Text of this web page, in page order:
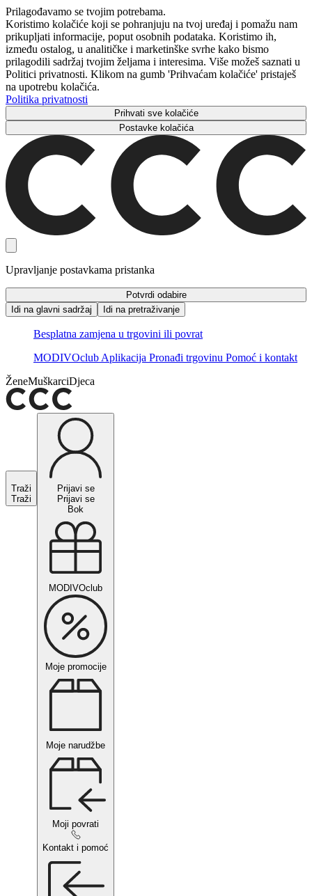
Prilagođavamo se tvojim potrebama.
Koristimo kolačiće koji se pohranjuju na tvoj uređaj i pomažu nam
prikupljati informacije, poput osobnih podataka. Koristimo ih,
između ostalog, u analitičke i marketinške svrhe kako bismo
prilagodili sadržaj tvojim željama i interesima. Više možeš saznati u
Politici privatnosti. Klikom na gumb 'Prihvaćam kolačiće' pristaješ
na upotrebu kolačića.
Politika privatnosti
Prihvati sve kolačiće
Postavke kolačića
Upravljanje postavkama pristanka
Potvrdi odabire
Idi na glavni sadržaj
Idi na pretraživanje
Besplatna zamjena u trgovini ili povrat
MODIVOclub Aplikacija Pronađi trgovinu Pomoć i kontakt
ŽeneMuškarciDjeca
Traži
Traži
Prijavi se
Prijavi se
Bok
MODIVOclub
Moje promocije
Moje narudžbe
Moji povrati
Kontakt i pomoć